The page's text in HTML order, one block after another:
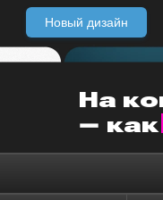
Новый дизайн